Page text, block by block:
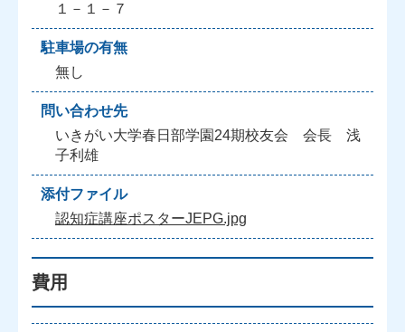
１－１－７
駐車場の有無
無し
問い合わせ先
いきがい大学春日部学園24期校友会 会長 浅
子利雄
添付ファイル
認知症講座ポスターJEPG.jpg
費用